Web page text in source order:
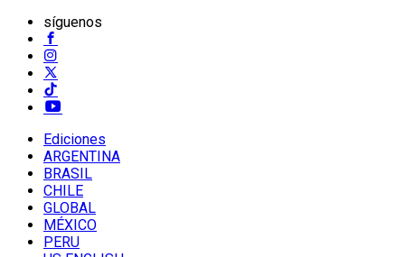
síguenos
Ediciones
ARGENTINA
BRASIL
CHILE
GLOBAL
MÉXICO
PERU